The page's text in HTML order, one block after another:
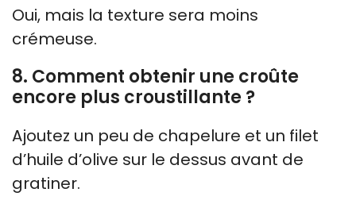
Oui, mais la texture sera moins
crémeuse.
8. Comment obtenir une croûte
encore plus croustillante ?
Ajoutez un peu de chapelure et un filet
d’huile d’olive sur le dessus avant de
gratiner.